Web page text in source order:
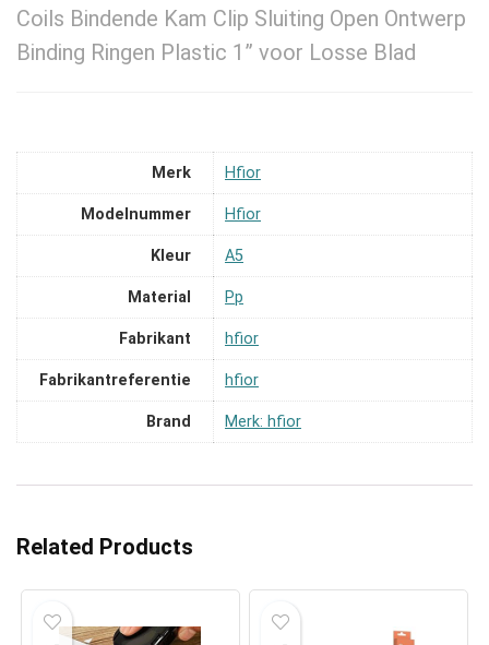
Coils Bindende Kam Clip Sluiting Open Ontwerp
Binding Ringen Plastic 1” voor Losse Blad
Merk ‎Hfior
Modelnummer ‎Hfior
Kleur ‎A5
Material ‎Pp
Fabrikant ‎hfior
Fabrikantreferentie ‎hfior
Brand Merk: hfior
Related Products